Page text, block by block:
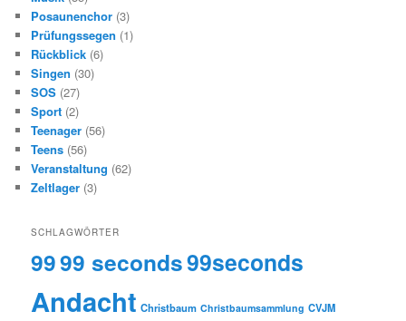
Posaunenchor (3)
Prüfungssegen (1)
Rückblick (6)
Singen (30)
SOS (27)
Sport (2)
Teenager (56)
Teens (56)
Veranstaltung (62)
Zeltlager (3)
SCHLAGWÖRTER
9999 seconds99seconds
Andacht Christbaum Christbaumsammlung CVJM